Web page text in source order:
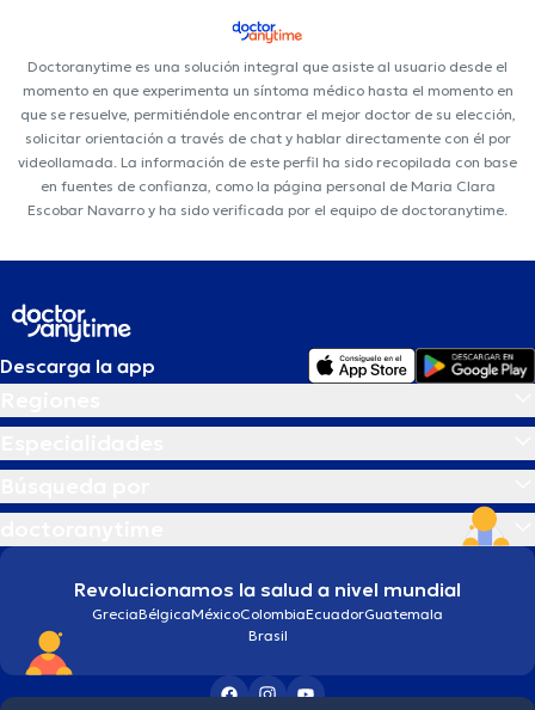
Doctoranytime es una solución integral que asiste al usuario desde el
momento en que experimenta un síntoma médico hasta el momento en
que se resuelve, permitiéndole encontrar el mejor doctor de su elección,
solicitar orientación a través de chat y hablar directamente con él por
videollamada. La información de este perfil ha sido recopilada con base
en fuentes de confianza, como la página personal de Maria Clara
Escobar Navarro y ha sido verificada por el equipo de doctoranytime.
Descarga la app
Revolucionamos la salud a nivel mundial
GreciaBélgicaMéxicoColombiaEcuadorGuatemala
Brasil